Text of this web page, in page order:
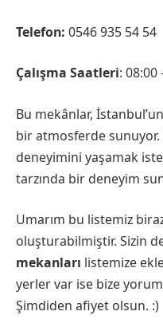
Telefon: 0546 935 54 54
Çalışma Saatleri: 08:00
Bu mekânlar,
bir atmosferde sunuyor.
deneyimini yaşamak
tarzında bir deneyim
Umarım bu listemiz
oluşturabilmiştir. Sizin
mekanları listemize
yerler var ise bize
Şimdiden afiyet olsun. :)